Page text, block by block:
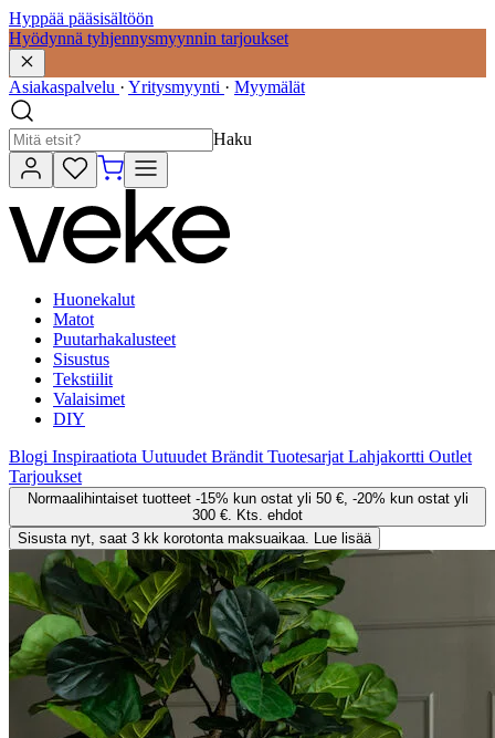
Hyppää pääsisältöön
Hyödynnä tyhjennysmyynnin tarjoukset
Asiakaspalvelu · Yritysmyynti · Myymälät
Haku
Huonekalut
Matot
Puutarhakalusteet
Sisustus
Tekstiilit
Valaisimet
DIY
Blogi Inspiraatiota Uutuudet Brändit Tuotesarjat Lahjakortti Outlet
Tarjoukset
Normaalihintaiset tuotteet -15% kun ostat yli 50 €, -20% kun ostat yli
300 €. Kts. ehdot
Sisusta nyt, saat 3 kk korotonta maksuaikaa. Lue lisää